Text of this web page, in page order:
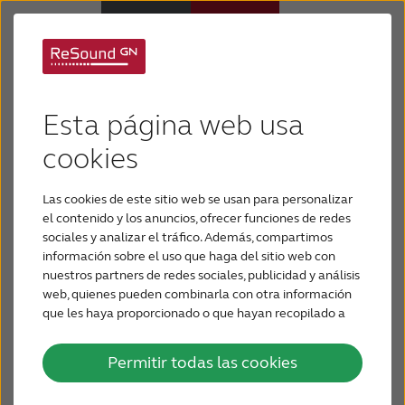
Esta página web usa
cookies
Las cookies de este sitio web se usan para personalizar
el contenido y los anuncios, ofrecer funciones de redes
sociales y analizar el tráfico. Además, compartimos
información sobre el uso que haga del sitio web con
nuestros partners de redes sociales, publicidad y análisis
web, quienes pueden combinarla con otra información
que les haya proporcionado o que hayan recopilado a
Permitir todas las cookies
Pérdida de audición
Soporte y cuidado
Por qué ReSound
BLOG
PARA PROFESIONALES
solución de problemas
funcionamiento y la larga duración de los
audífonos. A pesar de que los audífonos son muy
duraderos y soportan el uso diario, es necesario
mantenerlos para asegurarse de que obtiene la
mejor calidad de sonido y maximiza la longevidad
de sus dispositivos.